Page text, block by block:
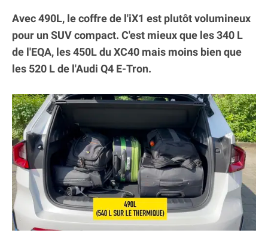
Avec 490L, le coffre de l'iX1 est plutôt volumineux
pour un SUV compact. C'est mieux que les 340 L
de l'EQA, les 450L du XC40 mais moins bien que
les 520 L de l'Audi Q4 E-Tron.